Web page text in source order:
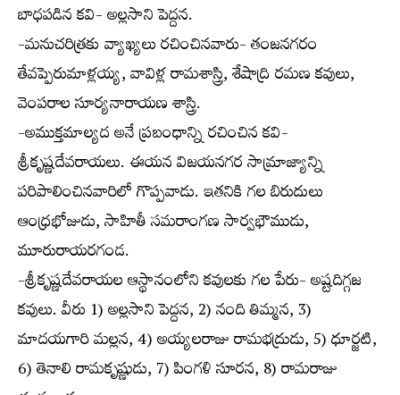
బాధపడిన కవి- అల్లసాని పెద్దన.
-మనుచరిత్రకు వ్యాఖ్యలు రచించినవారు- తంజనగరం
తేవప్పెరుమాళ్లయ్య, వావిళ్ల రామశాస్త్రి, శేషాద్రి రమణ కవులు,
వెంపరాల సూర్యనారాయణ శాస్త్రి.
-అముక్తమాల్యద అనే ప్రబంధాన్ని రచించిన కవి-
శ్రీకృష్ణదేవరాయలు. ఈయన విజయనగర సామ్రాజ్యాన్ని
పరిపాలించినవారిలో గొప్పవాడు. ఇతనికి గల బిరుదులు
ఆంధ్రభోజుడు, సాహితీ సమరాంగణ సార్వభౌముడు,
మూరురాయరగండ.
-శ్రీకృష్ణదేవరాయల ఆస్థానంలోని కవులకు గల పేరు- అష్టదిగ్గజ
కవులు. వీరు 1) అల్లసాని పెద్దన, 2) నంది తిమ్మన, 3)
మాదయగారి మల్లన, 4) అయ్యలరాజు రామభద్రుడు, 5) ధూర్జటి,
6) తెనాలి రామకృష్ణుడు, 7) పింగళి సూరన, 8) రామరాజు